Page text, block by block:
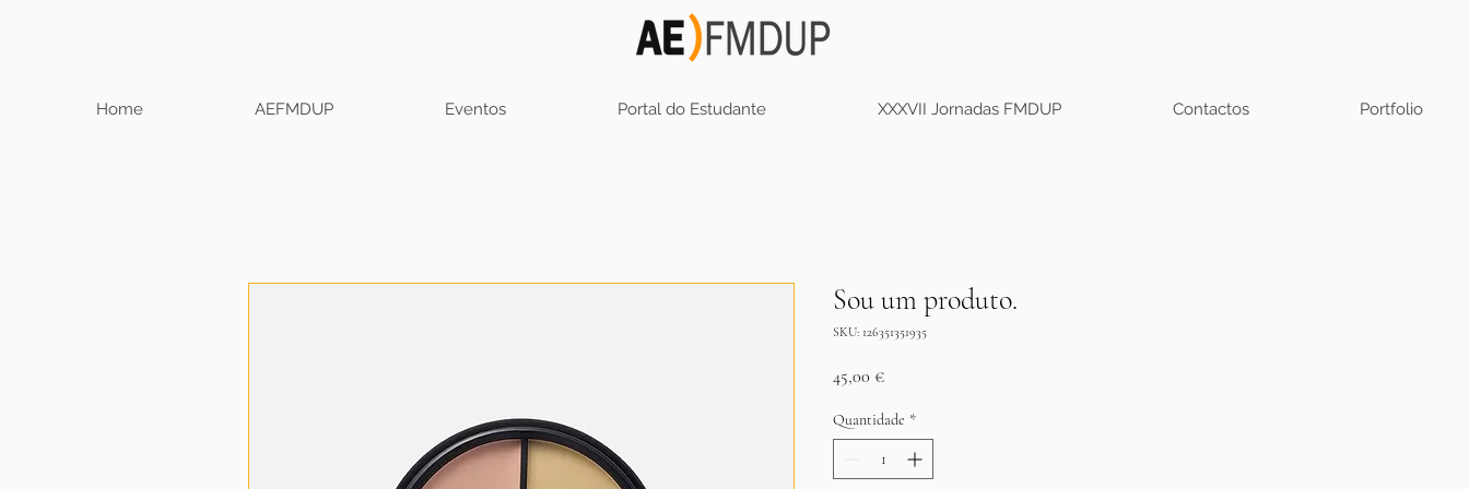
Home AEFMDUP Eventos Portal do Estudante XXXVII Jornadas FMDUP Contactos Portfolio
Sou um produto.
SKU: 126351351935
45,00 €Preço
Quantidade *